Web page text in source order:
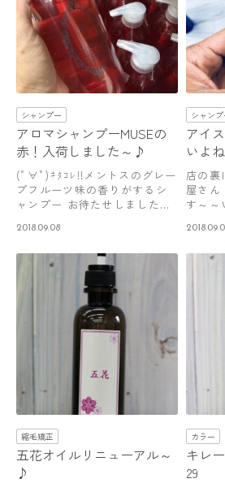
contact
ご予約→
シャンプー
アロマシャンプーMUSEの
赤！入荷しました～♪
(ﾟ∀ﾟ)ｷﾀｺﾚ!!メントスのグレー
プフルーツ味の香りがするシ
ャンプー お待たせしました。
2018.09.08
シャンプ
アイ
いよ
店の
屋さん
す～～
縮毛矯正
五花オイルリニューアル～
♪
カラー
キレ
29